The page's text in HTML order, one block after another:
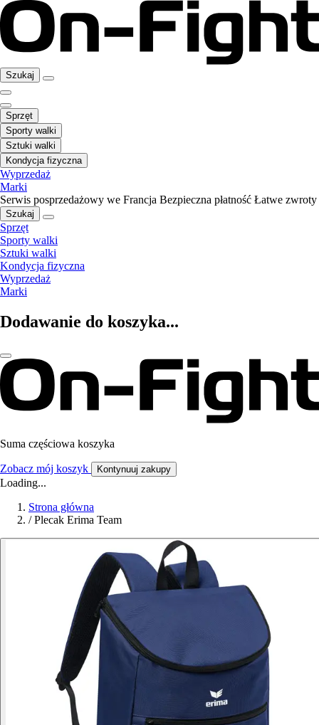
Szukaj
Sprzęt
Sporty walki
Sztuki walki
Kondycja fizyczna
Wyprzedaż
Marki
Serwis posprzedażowy we Francja Bezpieczna płatność Łatwe zwroty
Szukaj
Sprzęt
Sporty walki
Sztuki walki
Kondycja fizyczna
Wyprzedaż
Marki
Dodawanie do koszyka...
Suma częściowa koszyka
Zobacz mój koszyk Kontynuuj zakupy
Loading...
Strona główna
/ Plecak Erima Team